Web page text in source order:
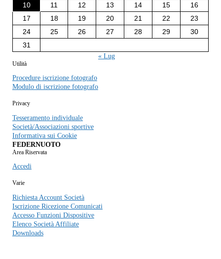
10
11 12 13 14 15
16
17
18 19 20 21 22
23
24
25 26 27 28 29
30
31
« Lug
Utilità
Procedure iscrizione fotografo
Modulo di iscrizione fotografo
Privacy
Tesseramento individuale
Società/Associazioni sportive
Informativa sui Cookie
FEDERNUOTO
Area Riservata
Accedi
Varie
Richiesta Account Società
Iscrizione Ricezione Comunicati
Accesso Funzioni Dispositive
Elenco Società Affiliate
Downloads